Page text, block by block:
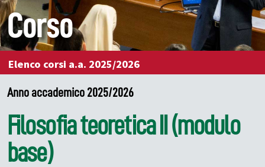
Corso
Elenco corsi a.a. 2025/2026
Anno accademico 2025/2026
Filosofia teoretica II (modulo
base)